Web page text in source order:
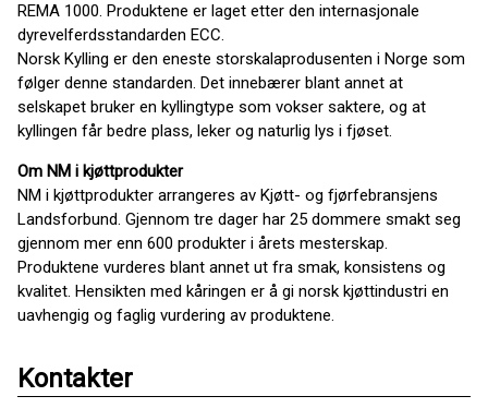
REMA 1000. Produktene er laget etter den internasjonale
dyrevelferdsstandarden ECC.
Norsk Kylling er den eneste storskalaprodusenten i Norge som
følger denne standarden. Det innebærer blant annet at
selskapet bruker en kyllingtype som vokser saktere, og at
kyllingen får bedre plass, leker og naturlig lys i fjøset.
Om NM i kjøttprodukter
NM i kjøttprodukter arrangeres av Kjøtt- og fjørfebransjens
Landsforbund. Gjennom tre dager har 25 dommere smakt seg
gjennom mer enn 600 produkter i årets mesterskap.
Produktene vurderes blant annet ut fra smak, konsistens og
kvalitet. Hensikten med kåringen er å gi norsk kjøttindustri en
uavhengig og faglig vurdering av produktene.
Kontakter